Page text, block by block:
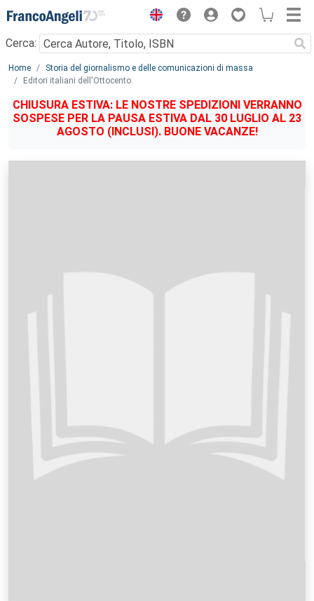
Menu
Cerca:
Main content
Home
Storia del giornalismo e delle comunicazioni di massa
Editori italiani dell'Ottocento.
CHIUSURA ESTIVA: LE NOSTRE SPEDIZIONI VERRANNO
SOSPESE PER LA PAUSA ESTIVA DAL 30 LUGLIO AL 23
AGOSTO (INCLUSI). BUONE VACANZE!